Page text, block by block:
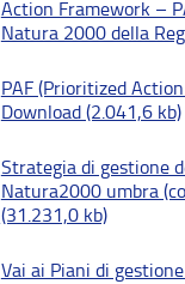
Action Framework –
Natura 2000 della
PAF (Prioritized
Download (2.041,6 kb)
Strategia di gestione
Natura2000 umbra
(31.231,0 kb)
Vai ai Piani di